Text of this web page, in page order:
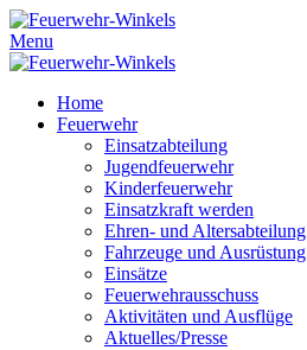
Menu
Home
Feuerwehr
Einsatzabteilung
Jugendfeuerwehr
Kinderfeuerwehr
Einsatzkraft werden
Ehren- und Altersabteilung
Fahrzeuge und Ausrüstung
Einsätze
Feuerwehrausschuss
Aktivitäten und Ausflüge
Aktuelles/Presse